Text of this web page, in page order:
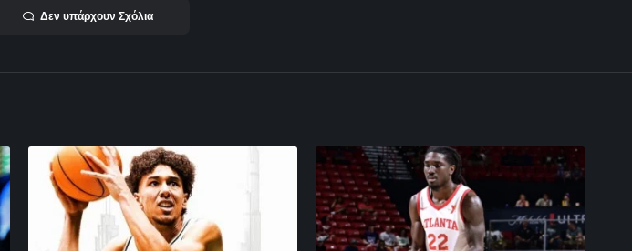
Δεν υπάρχουν Σχόλια